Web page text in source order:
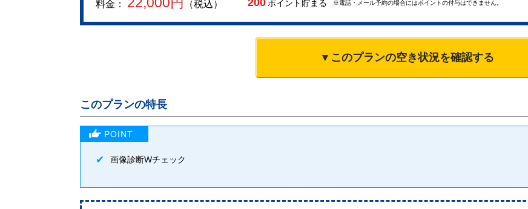
料金： （税込） 200 ポイント貯まる ※電話・メール予約の場合にはポイントの付与はできません。
▼このプランの空き状況を確認する
このプランの特長
画像診断Wチェック